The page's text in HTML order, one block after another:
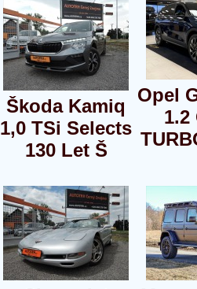
Škoda Kamiq
1,0 TSi Selects
130 Let Š
Opel
1.2